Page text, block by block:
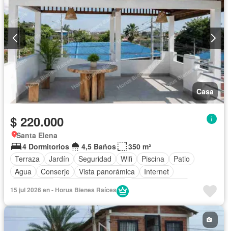
Casa
$ 220.000
Santa Elena
4 Dormitorios
4,5 Baños
350 m²
Terraza
Jardín Seguridad Wifi Piscina
Patio
Agua
Conserje Vista panorámica
Internet
Armario empotrado
Balcón
15 jul 2026 en - Horus Bienes Raíces